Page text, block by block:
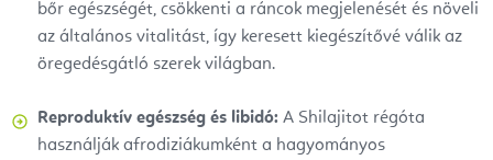
bőr egészségét, csökkenti a ráncok megjelenését és növeli
az általános vitalitást, így keresett kiegészítővé válik az
öregedésgátló szerek világban.
Reproduktív egészség és libidó: A Shilajitot régóta
használják afrodiziákumként a hagyományos